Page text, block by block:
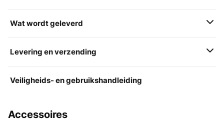
Wat wordt geleverd
Levering en verzending
Veiligheids- en gebruikshandleiding
Accessoires